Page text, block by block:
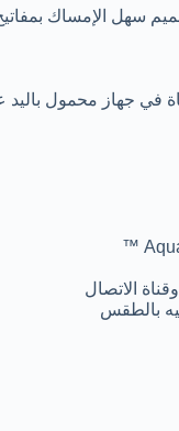
بالطقس